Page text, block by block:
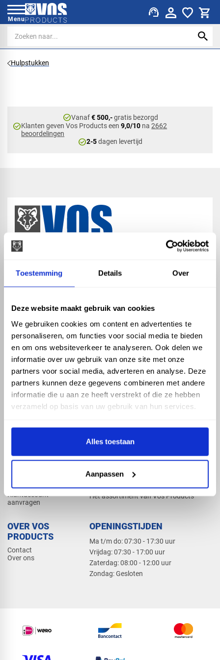
Toestemming Details Over
Deze website maakt gebruik van cookies
We gebruiken cookies om content en advertenties te
personaliseren, om functies voor social media te bieden
en om ons websiteverkeer te analyseren. Ook delen we
informatie over uw gebruik van onze site met onze
partners voor social media, adverteren en analyse. Deze
partners kunnen deze gegevens combineren met andere
informatie die u aan ze heeft verstrekt of die ze hebben
verzameld op basis van uw gebruik van hun services.
Alles toestaan
Aanpassen
Menu support_agent
Hulpstukken
check_circleVanaf€ 500,-gratis bezorgd
check_circleKlanten geven Vos Products een9,0/10 na2662
beoordelingen
check_circle2-5dagen levertijd
ASSORTIMENT
Hemelwaterafvoer
Drukleiding
Beregening
Dak en gevel
KENNIS EN HULP
Klantenservice
Kennisbank
Klantaccount
aanvragen
PRODUCTCATALOGUS 2026
Het assortiment van Vos Products
OVER VOS
PRODUCTS
Contact
Over ons
OPENINGSTIJDEN
Ma t/m do: 07:30 - 17:30 uur
​Vrijdag: 07:30 - 17:00 uur
​Zaterdag: 08:00 - 12:00 uur
​Zondag: Gesloten
phone_enabled +31 416 75 02 55
mail info@vosproducts.nl
check_circleDé bouwmarkt van Altena
check_circle Direct uit grote voorraad geleverd met eigen transport
check_circleLevering in NL en BE